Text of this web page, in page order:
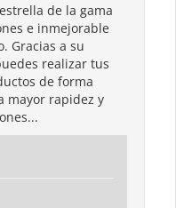
de la gama
e inmejorable
Gracias a su
realizar tus
de forma
mayor rapidez y